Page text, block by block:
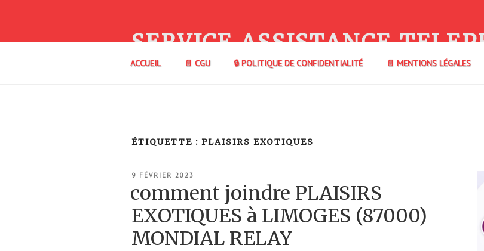
SERVICE ASSISTANCE
ACCUEIL 📄 CGU 🔒 POLITIQUE DE CONFIDENTIALITÉ 📄 MENTIONS LÉGALES
ÉTIQUETTE : PLAISIRS EXOTIQUES
PUBLIÉ
9 FÉVRIER 2023
comment joindre PLAISIRS
EXOTIQUES à LIMOGES (87000)
MONDIAL RELAY